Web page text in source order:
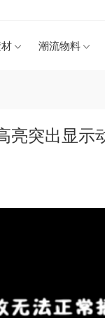
潮流物料
亮突出显示